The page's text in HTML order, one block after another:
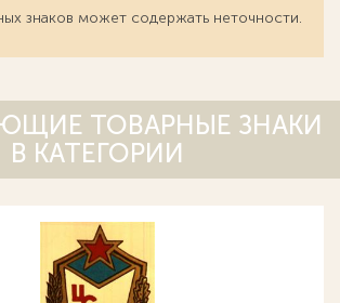
знаков может содержать неточности.
ТОВАРНЫЕ ЗНАКИ
В КАТЕГОРИИ